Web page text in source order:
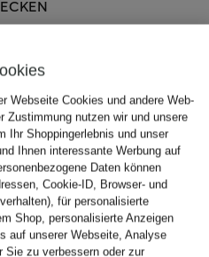
Webseite Cookies und andere Web-
Zustimmung nutzen wir und unsere
Ihr Shoppingerlebnis und unser
Ihnen interessante Werbung auf
Daten können
Cookie-ID, Browser- und
für personalisierte
Shop, personalisierte Anzeigen
auf unserer Webseite, Analyse
Sie zu verbessern oder zur